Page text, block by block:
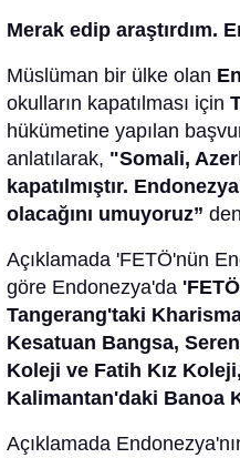
Merak edip araştırdım.
Müslüman bir ülke olan
okulların kapatılması için
hükümetine yapılan
anlatılarak, "Somali,
kapatılmıştır.
olacağını umuyoruz”
Açıklamada 'FETÖ'nün
göre Endonezya'da
Tangerang'taki
Kesatuan Bangsa,
Koleji ve Fatih Kız
Kalimantan'daki Banoa
Açıklamada